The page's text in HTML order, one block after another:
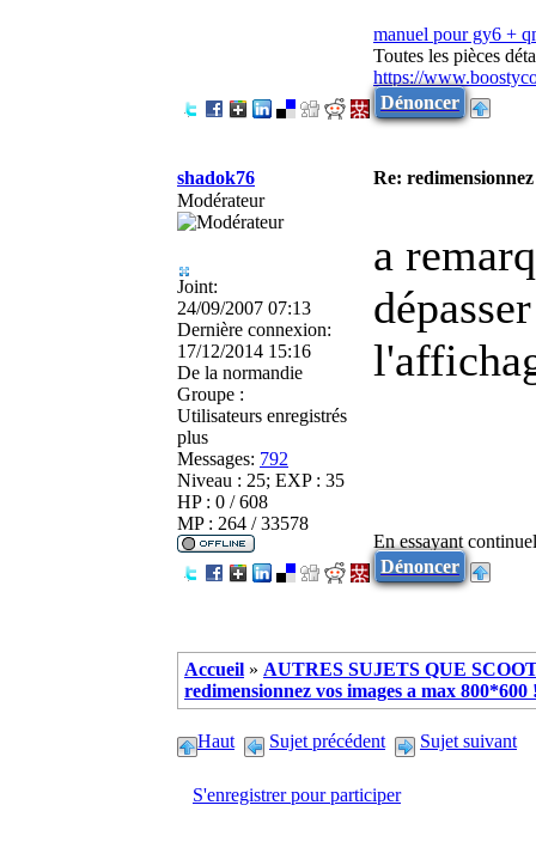
manuel pour gy6 +
Toutes les pièces
https://
Dénoncer
shadok76
Re:
Modérateur
Joint:
24/09/2007 07:13
Dernière connexion:
17/12/2014 15:16
De la normandie
Groupe :
Utilisateurs enregistrés
plus
Messages: 792
Niveau : 25; EXP : 35
HP : 0 / 608
MP : 264 / 33578
a
En essayant
Dénoncer
Accueil » AUTRES SUJETS QUE
redimensionnez vos images a max 800*600
Haut Sujet précédent Sujet suivant
S'enregistrer pour participer